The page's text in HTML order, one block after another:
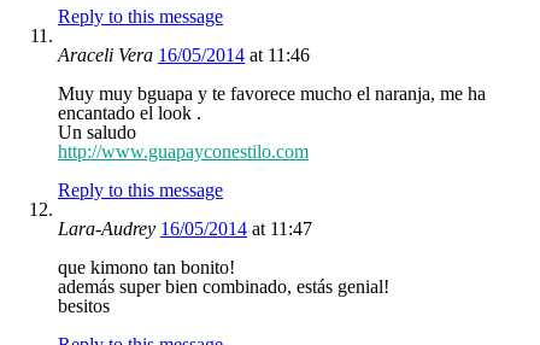
Reply to this message
Araceli Vera 16/05/2014 at 11:46
Muy muy bguapa y te favorece mucho el naranja, me ha
encantado el look .
Un saludo
http://www.guapayconestilo.com
Reply to this message
Lara-Audrey 16/05/2014 at 11:47
que kimono tan bonito!
además super bien combinado, estás genial!
besitos